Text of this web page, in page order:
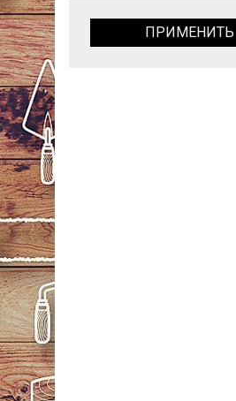
ПРИМЕНИТЬ